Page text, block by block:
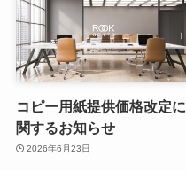
コピー用紙提供価格改定に
関するお知らせ
2026年6月23日